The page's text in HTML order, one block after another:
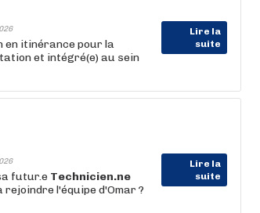
Lire la
suite
en itinérance pour la
et intégré(e) au sein
Lire la
suite
futur.e Technicien.ne
l'équipe d'Omar ?